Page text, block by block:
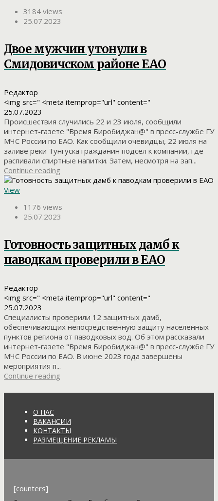
3184 views
25.07.2023
Двое мужчин утонули в
Смидовичском районе ЕАО
Редактор
<img src=" <meta itemprop="url" content="
25.07.2023
Происшествия случились 22 и 23 июля, сообщили
интернет-газете "Время Биробиджан@" в пресс-службе ГУ
МЧС России по ЕАО. Как сообщили очевидцы, 22 июля на
заливе реки Тунгуска гражданин подсел к компании, где
распивали спиртные напитки. Затем, несмотря на зап...
Continue reading
View
1176 views
25.07.2023
Готовность защитных дамб к
паводкам проверили в ЕАО
Редактор
<img src=" <meta itemprop="url" content="
25.07.2023
Специалисты проверили 12 защитных дамб,
обеспечивающих непосредственную защиту населенных
пунктов региона от паводковых вод. Об этом рассказали
интернет-газете "Время Биробиджан@" в пресс-службе ГУ
МЧС России по ЕАО. В июне 2023 года завершены
мероприятия п...
Continue reading
О НАС
ВАКАНСИИ
КОНТАКТЫ
РАЗМЕЩЕНИЕ РЕКЛАМЫ
[counters]